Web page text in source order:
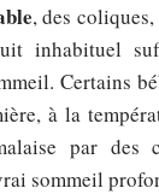
, des
inhabituel
Certains
à la
par des
sommeil